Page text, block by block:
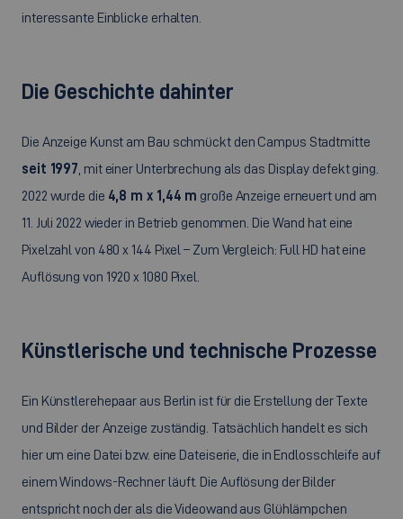
interessante Einblicke erhalten.
Die Geschichte dahinter
Die Anzeige Kunst am Bau schmückt den Campus Stadtmitte
seit 1997 , mit einer Unterbrechung als das Display defekt ging.
2022 wurde die 4,8 m x 1,44 m große Anzeige erneuert und am
11. Juli 2022 wieder in Betrieb genommen. Die Wand hat eine
Pixelzahl von 480 x 144 Pixel – Zum Vergleich: Full HD hat eine
Auflösung von 1920 x 1080 Pixel.
Künstlerische und technische Prozesse
Ein Künstlerehepaar aus Berlin ist für die Erstellung der Texte
und Bilder der Anzeige zuständig. Tatsächlich handelt es sich
hier um eine Datei bzw. eine Dateiserie, die in Endlosschleife auf
einem Windows-Rechner läuft. Die Auflösung der Bilder
entspricht noch der als die Videowand aus Glühlämpchen